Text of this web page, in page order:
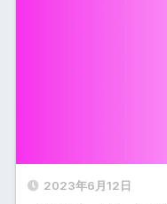
2023年6月12日